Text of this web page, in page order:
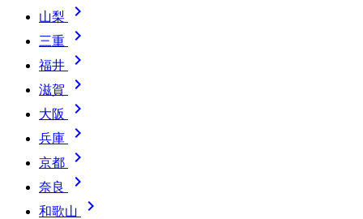
山梨 
三重 
福井 
滋賀 
大阪 
兵庫 
京都 
奈良 
和歌山 